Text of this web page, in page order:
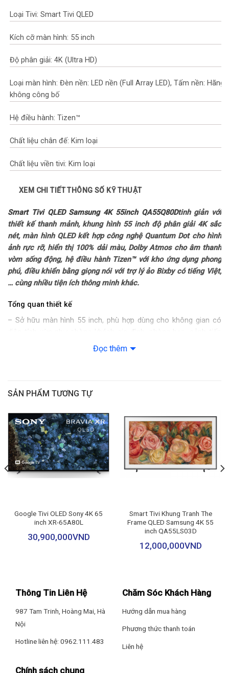
Loại Tivi: Smart Tivi QLED
Kích cỡ màn hình: 55 inch
Độ phân giải: 4K (Ultra HD)
Loại màn hình: Đèn nền: LED nền (Full Array LED), Tấm nền: Hãng
không công bố
Hệ điều hành: Tizen™
Chất liệu chân đế: Kim loại
Chất liệu viền tivi: Kim loại
Nơi sản xuất: Việt Nam
Năm ra mắt: 2024
Công nghệ hình ảnh
Công nghệ hình ảnh: Đèn nền Direct Full Array
– Supreme UHD Dimming
– Quantum HDR+
– Công nghệ màn hình chấm lượng tử Quantum Dot
– Tối ưu độ sáng HDR Brightness Optimizer
– Chống xé hình FreeSync Premium Pro
– Chuyển động mượt Motion Xcelerator
– Super Ultra Wide Game View & Game Bar
– Góc nhìn rộng Wide Viewing Angle
Tiện ích
Điều khiển tivi bằng điện thoại: SmartThings
Điều khiển bằng giọng nói: Bixby có tiếng Việt
Chiếu hình từ điện thoại lên TV: AirPlay 2
XEM CHI TIẾT THÔNG SỐ KỸ THUẬT
Smart Tivi QLED Samsung 4K 55inch QA55Q80Dtinh giản với
thiết kế thanh mảnh, khung hình 55 inch độ phân giải 4K sắc
nét, màn hình QLED kết hợp công nghệ Quantum Dot cho hình
ảnh rực rỡ, hiển thị 100% dải màu, Dolby Atmos cho âm thanh
vòm sống động, hệ điều hành Tizen™ với kho ứng dụng phong
phú, điều khiển bằng giọng nói với trợ lý ảo Bixby có tiếng Việt,
… cùng nhiều tiện ích thông minh khác.
Tổng quan thiết kế
– Sở hữu màn hình 55 inch, phù hợp dùng cho không gian có
– Chân đế đỡ tiviđược làm bằng chất liệu kim loại chắc chắn,
tháo rời chân đế để lắp trên tường giúp tiết kiệm diện tích.
Công nghệ hình ảnh
– Mang đến khung hình sắc nét, chi tiết với độ phân giải
HD).
– Bộ xử lýAI NQ4 thế hệ 2nâng cấp hình ảnh chuẩn 4K bằng trí
Đọc thêm
SẢN PHẨM TƯƠNG TỰ
Google Tivi OLED Sony 4K 65
inch XR-65A80L
30,900,000VND
Smart Tivi Khung Tranh The
Frame QLED Samsung 4K 55
inch QA55LS03D
12,000,000VND
Thông Tin Liên Hệ
987 Tam Trinh, Hoàng Mai, Hà
Nội
Hotline liên hệ: 0962.111.483
Chăm Sóc Khách Hàng
Hướng dẫn mua hàng
Phương thức thanh toán
Liên hệ
Chính sách chung